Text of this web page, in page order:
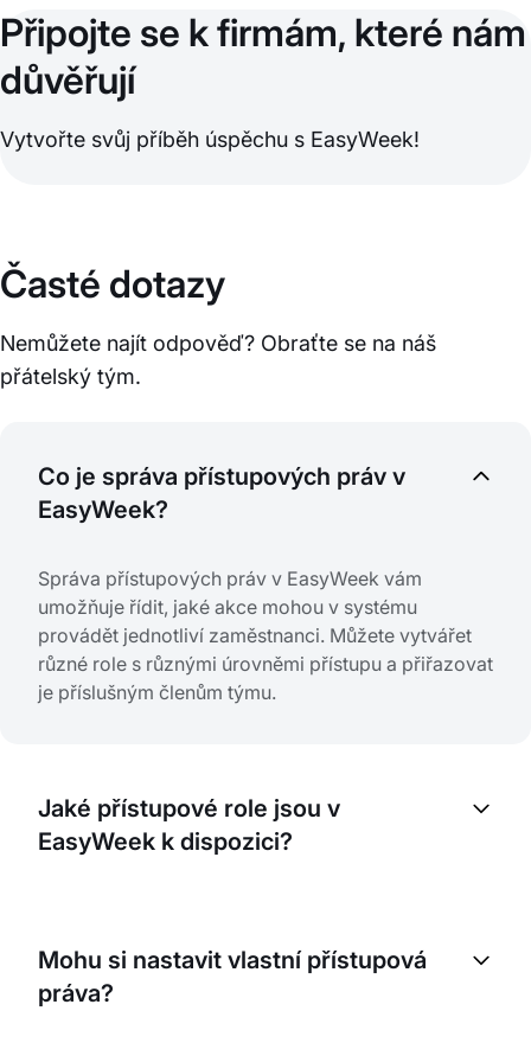
Připojte se k firmám, které nám
důvěřují
Vytvořte svůj příběh úspěchu s EasyWeek!
Časté dotazy
Nemůžete najít odpověď? Obraťte se na náš
přátelský tým.
Co je správa přístupových práv v
EasyWeek?
Správa přístupových práv v EasyWeek vám
umožňuje řídit, jaké akce mohou v systému
provádět jednotliví zaměstnanci. Můžete vytvářet
různé role s různými úrovněmi přístupu a přiřazovat
je příslušným členům týmu.
Jaké přístupové role jsou v
EasyWeek k dispozici?
práva správy) a Uživatel (omezený přístup podle
pracovních povinností). Každou roli lze upravit
Mohu si nastavit vlastní přístupová
práva?